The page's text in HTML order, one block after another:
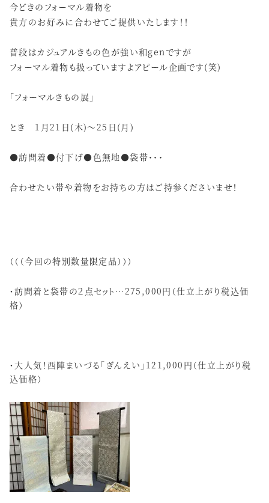
今どきのフォーマル着物を
貴方のお好みに合わせてご提供いたします！！
普段はカジュアルきもの色が強い和genですが
フォーマル着物も扱っていますよアピール企画です(笑)
「フォーマルきもの展」
とき 1月21日(木)～25日(月)
●訪問着●付下げ●色無地●袋帯･･･
合わせたい帯や着物をお持ちの方はご持参くださいませ！
（（（今回の特別数量限定品）））
・訪問着と袋帯の２点セット…275,000円（仕立上がり税込価
格）
・大人気！西陣まいづる「ぎんえい」121,000円（仕立上がり税
込価格）